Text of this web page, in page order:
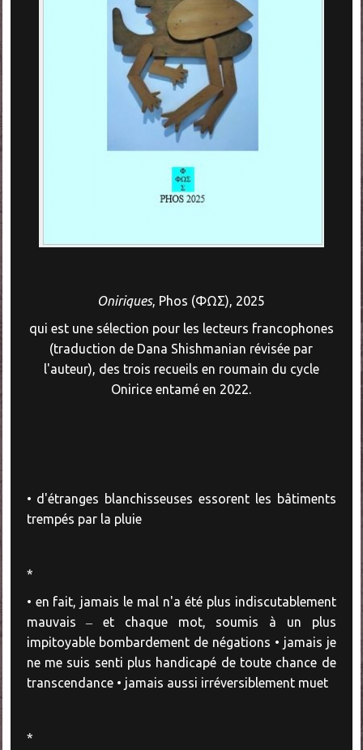
Oniriques, Phos (ΦΩΣ), 2025
qui est une sélec­tion pour les lecteurs fran­coph­o­nes
(tra­duc­tion de Dana Shish­man­ian révisée par
l'auteur), des trois recueils en roumain du cycle
Onirice entamé en 2022.
• d'étranges blanchisseuses essorent les bâtiments
trempés par la pluie
*
• en fait, jamais le mal n'a été plus indiscutablement
mauvais ‒ et chaque mot, soumis à un plus
impitoyable bombardement de négations • jamais je
ne me suis senti plus handicapé de toute chance de
transcendance • jamais aussi irréversiblement muet
*